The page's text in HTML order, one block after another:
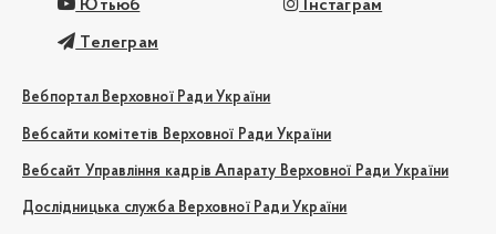
Ютьюб Інстаграм
Телеграм
Вебпортал Верховної Ради України
Вебсайти комітетів Верховної Ради України
Вебсайт Управління кадрів Апарату Верховної Ради України
Дослідницька служба Верховної Ради України